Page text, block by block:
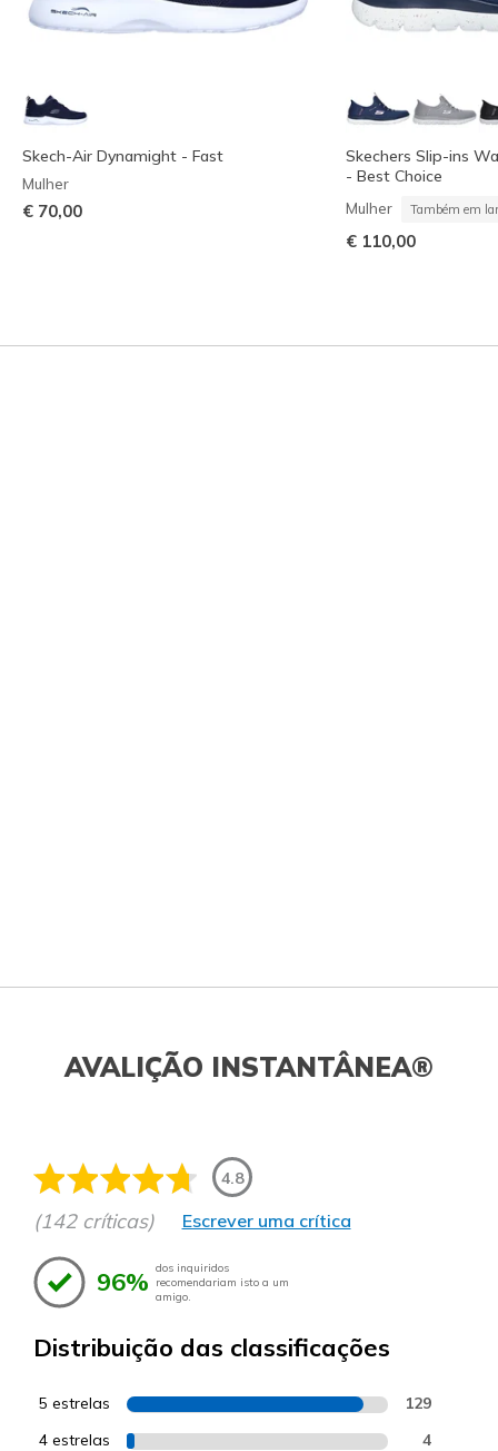
Skech-Air Dynamight - Fast
Mulher
€ 70,00
Skechers Slip-ins
- Best Choice
Mulher Também em
€ 110,00
AVALIÇÃO INSTANTÂNEA®
4.8
(142 críticas) Escrever uma crítica
96% dos inquiridos
recomendariam isto a um
amigo.
Distribuição das classificações
5 estrelas 129
4 estrelas 4